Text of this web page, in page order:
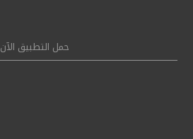
حمل التطبيق الآن